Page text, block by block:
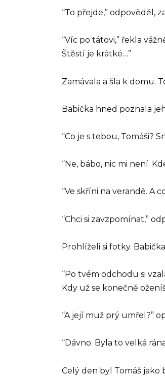
“To přejde,” odpověděl,
“Víc po tátovi,” řekla
Štěstí je krátké…”
Zamávala a šla k domu.
Babička hned poznala
“Co je s tebou, Tomáši?
“Ne, bábo, nic mi není.
“Ve skříni na verandě. A
“Chci si zavzpomínat,”
Prohlíželi si fotky.
“Po tvém odchodu si
Kdy už se konečně
“A její muž prý umřel?”
“Dávno. Byla to velká
Celý den byl Tomáš jako